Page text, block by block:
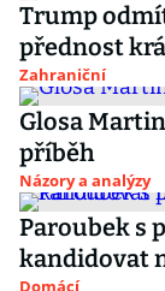
Trump
přednost
Zahraniční
Glosa
příběh
Názory a analýzy
Paroubek s
kandidovat
Domácí